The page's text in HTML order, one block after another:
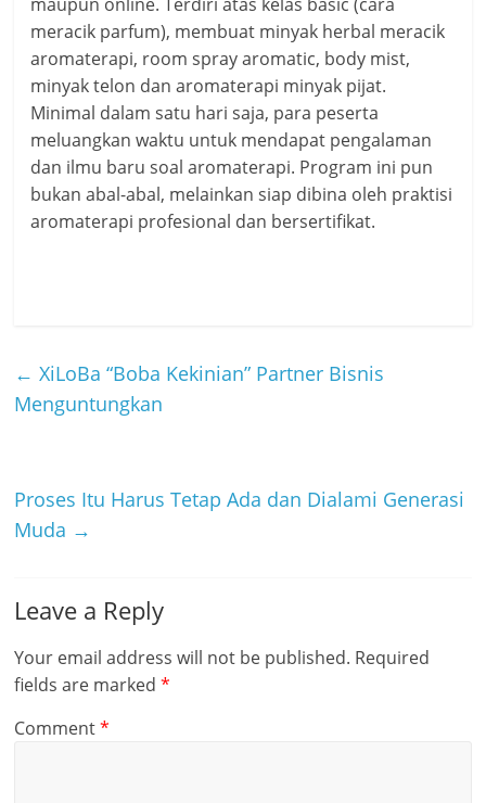
meracik parfum), membuat minyak herbal meracik
aromaterapi, room spray aromatic, body mist,
minyak telon dan aromaterapi minyak pijat.
Minimal dalam satu hari saja, para peserta
meluangkan waktu untuk mendapat pengalaman
dan ilmu baru soal aromaterapi. Program ini pun
bukan abal-abal, melainkan siap dibina oleh praktisi
aromaterapi profesional dan bersertifikat.
← XiLoBa “Boba Kekinian” Partner Bisnis
Menguntungkan
Proses Itu Harus Tetap Ada dan Dialami Generasi
Muda →
Leave a Reply
Your email address will not be published. Required
fields are marked*
Comment*